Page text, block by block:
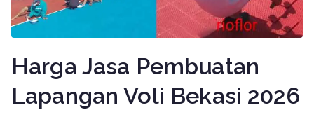
Harga Jasa Pembuatan
Lapangan Voli Bekasi 2026